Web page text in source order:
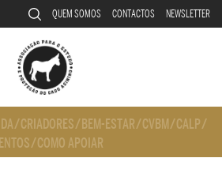
QUEM SOMOS CONTACTOS NEWSLETTER
/CRIADORES/ BEM-ESTAR/CVBM/CALP/
/COMO APOIAR